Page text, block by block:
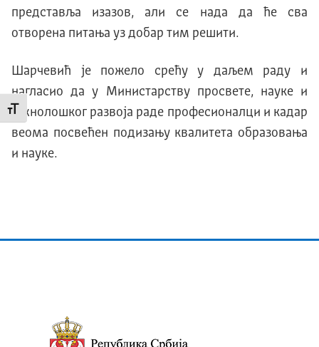
Промени величину слова
представља изазов, али се нада да ће сва
отворена питања уз добар тим решити.
Шарчевић је пожело срећу у даљем раду и
нагласио да у Министарству просвете, науке и
технолошког развоја раде професионалци и кадар
веома посвећен подизању квалитета образовања
и науке.